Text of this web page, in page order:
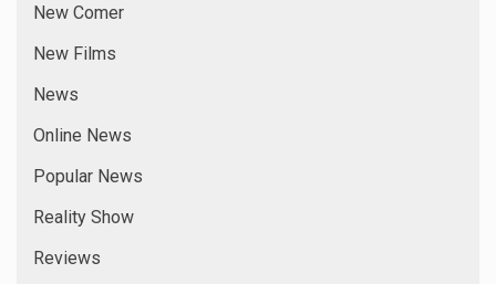
New Comer
New Films
News
Online News
Popular News
Reality Show
Reviews